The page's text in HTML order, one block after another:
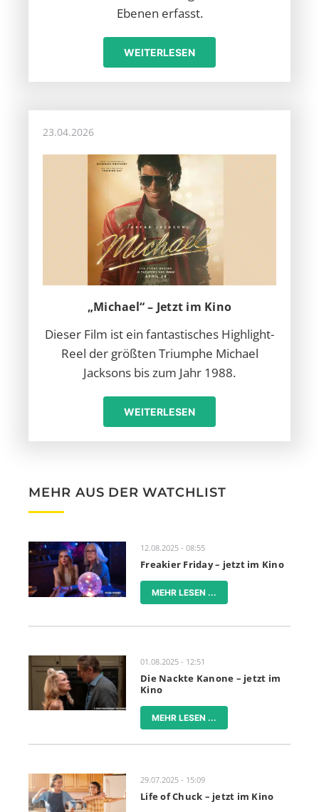
Ebenen erfasst.
WEITERLESEN
23.04.2026
„Michael“ – Jetzt im Kino
Dieser Film ist ein fantastisches Highlight-
Reel der größten Triumphe Michael
Jacksons bis zum Jahr 1988.
WEITERLESEN
MEHR AUS DER WATCHLIST
12.08.2025 - 08:55
Freakier Friday – jetzt im Kino
MEHR LESEN ...
01.08.2025 - 12:51
Die Nackte Kanone – jetzt im
Kino
MEHR LESEN ...
29.07.2025 - 15:09
Life of Chuck – jetzt im Kino